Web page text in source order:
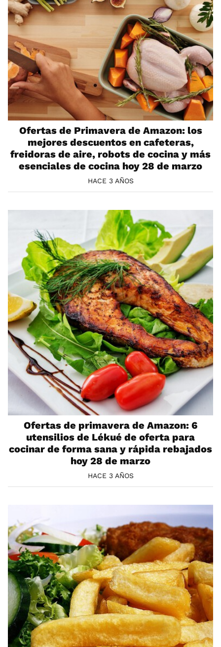
Ofertas de Primavera de Amazon: los
mejores descuentos en cafeteras,
freidoras de aire, robots de cocina y más
esenciales de cocina hoy 28 de marzo
HACE 3 AÑOS
Ofertas de primavera de Amazon: 6
utensilios de Lékué de oferta para
cocinar de forma sana y rápida rebajados
hoy 28 de marzo
HACE 3 AÑOS